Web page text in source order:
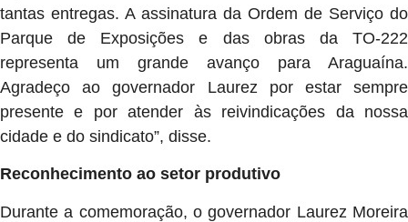
tantas entregas. A assinatura da Ordem de Serviço do
Parque de Exposições e das obras da TO-222
representa um grande avanço para Araguaína.
Agradeço ao governador Laurez por estar sempre
presente e por atender às reivindicações da nossa
cidade e do sindicato”, disse.
Reconhecimento ao setor produtivo
Durante a comemoração, o governador Laurez Moreira